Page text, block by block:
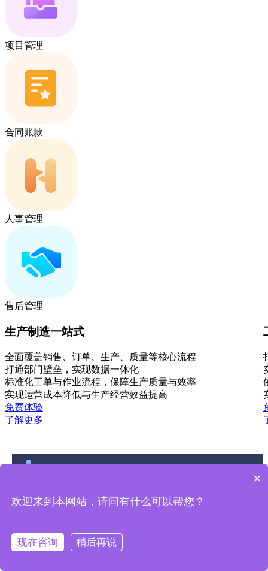
项目管理
合同账款
人事管理
售后管理
生产制造一站式
全面覆盖销售、订单、生产、质量等核心流程
打通部门壁垒，实现数据一体化
标准化工单与作业流程，保障生产质量与效率
实现运营成本降低与生产经营效益提高
免费体验
了解更多
×
欢迎来到本网站，请问有什么可以帮您？
现在咨询 稍后再说